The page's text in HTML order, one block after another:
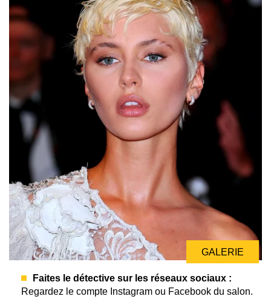
GALERIE
Faites le détective sur les réseaux sociaux :
Regardez le compte Instagram ou Facebook du salon.